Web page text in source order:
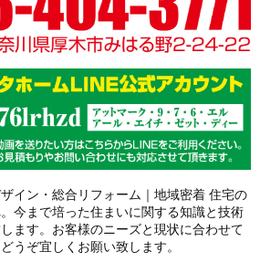
イン・総合リフォーム｜地域密着 住宅の
今まで培った住まいに関する知識と技術
ます。お客様のニーズと現状に合わせて
うぞ宜しくお願い致します。